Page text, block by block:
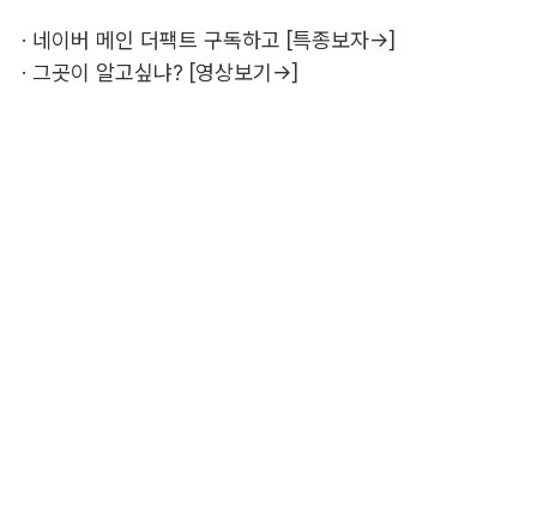
· 네이버 메인 더팩트 구독하고 [특종보자→]
· 그곳이 알고싶냐? [영상보기→]